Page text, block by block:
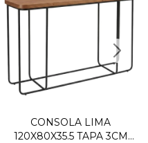
CONSOLA LIMA
120X80X35.5 TAPA 3CM